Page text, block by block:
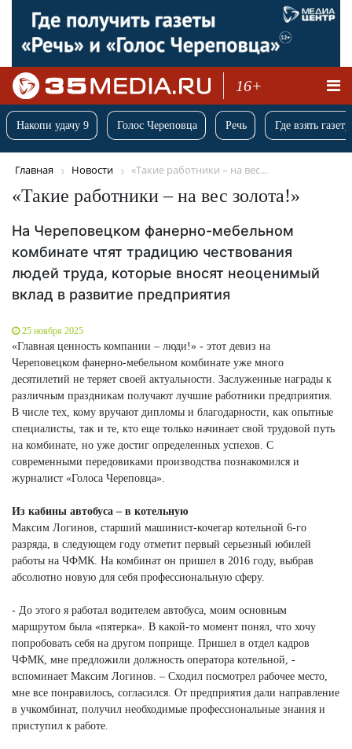
16+
Накопи удачу 9 Голос Череповца Речь Где взять
Главная Новости «Такие работники – на вес...
«Такие работники – на вес золота!»
На Череповецком фанерно-мебельном
комбинате чтят традицию чествования
людей труда, которые вносят неоценимый
вклад в развитие предприятия
25 ноября 2025
«Главная ценность компании – люди!» - этот девиз на
Череповецком фанерно-мебельном комбинате уже много
десятилетий не теряет своей актуальности. Заслуженные награды к
различным праздникам получают лучшие работники предприятия.
В числе тех, кому вручают дипломы и благодарности, как опытные
специалисты, так и те, кто еще только начинает свой трудовой путь
на комбинате, но уже достиг определенных успехов. С
современными передовиками производства познакомился и
журналист «Голоса Череповца».
Из кабины автобуса – в котельную
Максим Логинов, старший машинист-кочегар котельной 6-го
разряда, в следующем году отметит первый серьезный юбилей
работы на ЧФМК. На комбинат он пришел в 2016 году, выбрав
абсолютно новую для себя профессиональную сферу.
- До этого я работал водителем автобуса, моим основным
маршрутом была «пятерка». В какой-то момент понял, что хочу
попробовать себя на другом поприще. Пришел в отдел кадров
ЧФМК, мне предложили должность оператора котельной, -
вспоминает Максим Логинов. – Сходил посмотрел рабочее место,
мне все понравилось, согласился. От предприятия дали направление
в учкомбинат, получил необходимые профессиональные знания и
приступил к работе.